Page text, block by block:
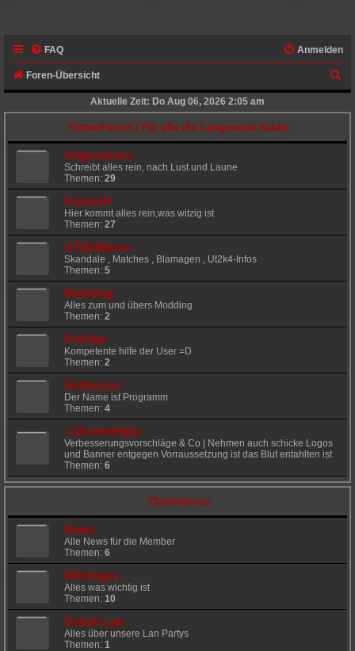
FAQ Anmelden
Foren-Übersicht
u
c
Aktuelle Zeit: Do Aug 06, 2026 2:05 am
SuttenForum | Für alle die Langeweile haben
Allgemeines
Schreibt alles rein, nach Lust und Laune
Themen: 29
Funstuff
Hier kommt alles rein,was witzig ist
Themen: 27
UT2k4News
Skandale , Matches , Blamagen , Ut2k4-Infos
Themen: 5
Modding
Alles zum und übers Modding
Themen: 2
PcHelp!
Kompetente hilfe der User =D
Themen: 2
SuttenLan
Der Name ist Programm
Themen: 4
-=[SuttenHp]=-
Verbesserungsvorschläge & Co | Nehmen auch schicke Logos
und Banner entgegen Vorraussetzung ist das Blut entahlten ist
Themen: 6
ClanInternes
News
Alle News für die Member
Themen: 6
Wichtiges
Alles was wichtig ist
Themen: 10
Sutten Lan
Alles über unsere Lan Partys
Themen: 1